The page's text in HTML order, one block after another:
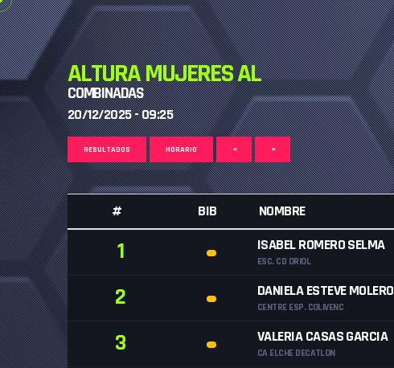
ALTURA MUJERES AL
COMBINADAS
20/12/2025 - 09:25
RESULTADOS HORARIO < >
# BIB NOMBRE
1 ISABEL ROMERO SELMA
ESC. CD ORIOL
2 DANIELA ESTEVE MOLERO
CENTRE ESP. COLIVENC
3 VALERIA CASAS GARCIA
CA ELCHE DECATLON